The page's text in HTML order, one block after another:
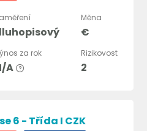
Měna
€
za rok
A
Rizikovost
2
6 - Třída I CZK